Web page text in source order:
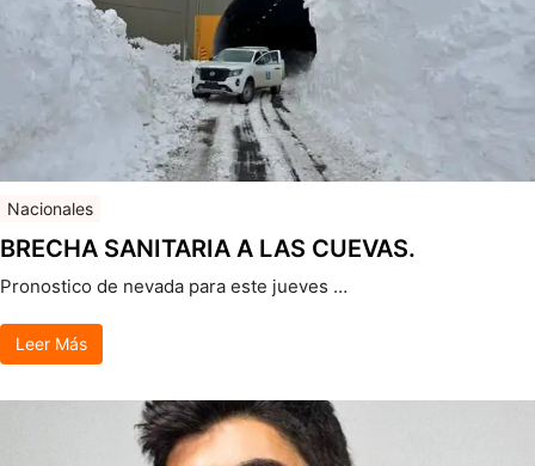
Nacionales
BRECHA SANITARIA A LAS CUEVAS.
Pronostico de nevada para este jueves …
Leer Más